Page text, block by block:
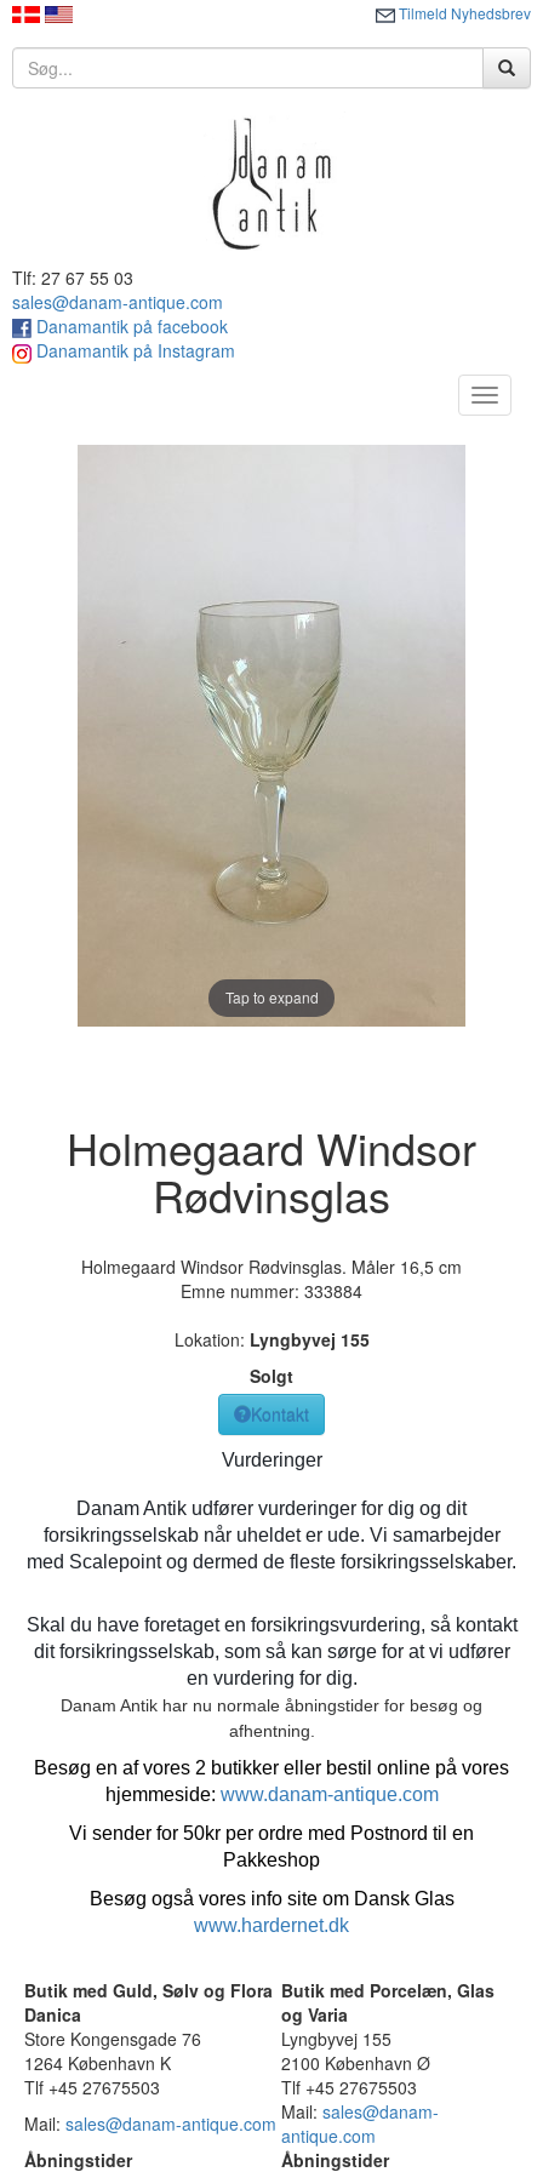
Tilmeld Nyhedsbrev
Tlf: 27 67 55 03
sales@danam-antique.com
Danamantik på facebook
Danamantik på Instagram
Toggle
Tap to expand
Holmegaard Windsor
Rødvinsglas
Holmegaard Windsor Rødvinsglas. Måler 16,5 cm
Emne nummer: 333884
Lokation: Lyngbyvej 155
Solgt
Kontakt
Vurderinger
Danam Antik udfører vurderinger for dig og dit
forsikringsselskab når uheldet er ude. Vi samarbejder
med Scalepoint og dermed de fleste forsikringsselskaber.
Skal du have foretaget en forsikringsvurdering, så kontakt
dit forsikringsselskab, som så kan sørge for at vi udfører
en vurdering for dig.
Danam Antik har nu normale åbningstider for besøg og
afhentning.
Besøg en af vores 2 butikker eller bestil online på vores
hjemmeside: www.danam-antique.com
Vi sender for 50kr per ordre med Postnord til en
Pakkeshop
Besøg også vores info site om Dansk Glas
www.hardernet.dk
Butik med Guld, Sølv og Flora
Danica
Butik med Porcelæn, Glas
og Varia
Store Kongensgade 76
Lyngbyvej 155
1264 København K
2100 København Ø
Tlf +45 27675503
Tlf +45 27675503
Mail: sales@danam-antique.com Mail: sales@danam-
antique.com
Åbningstider
Åbningstider